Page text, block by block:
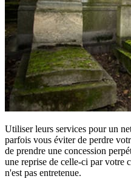
Utiliser leurs services pour un
parfois vous éviter de perdre
de prendre une concession
une reprise de celle-ci par votre
n'est pas entretenue.